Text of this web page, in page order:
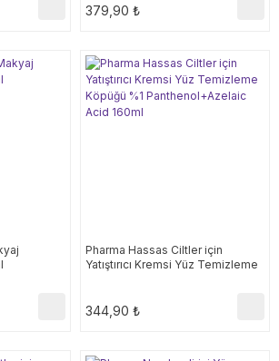
379,90 ₺
Pharma Hassas Ciltler için
Yatıştırıcı Kremsi Yüz Temizleme
344,90 ₺